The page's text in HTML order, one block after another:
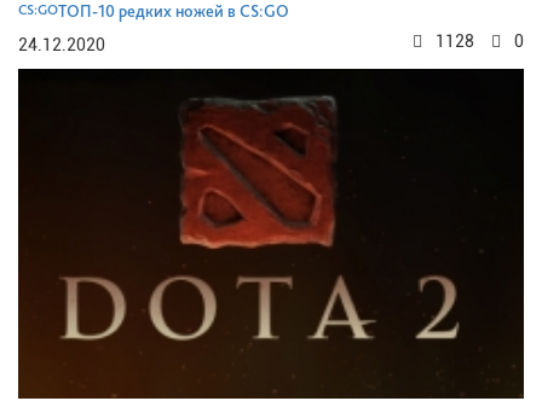
CS:GOТОП-10 редких ножей в CS:GO
24.12.2020
0
1128